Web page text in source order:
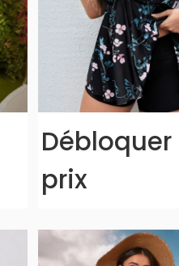
Débloquer
prix